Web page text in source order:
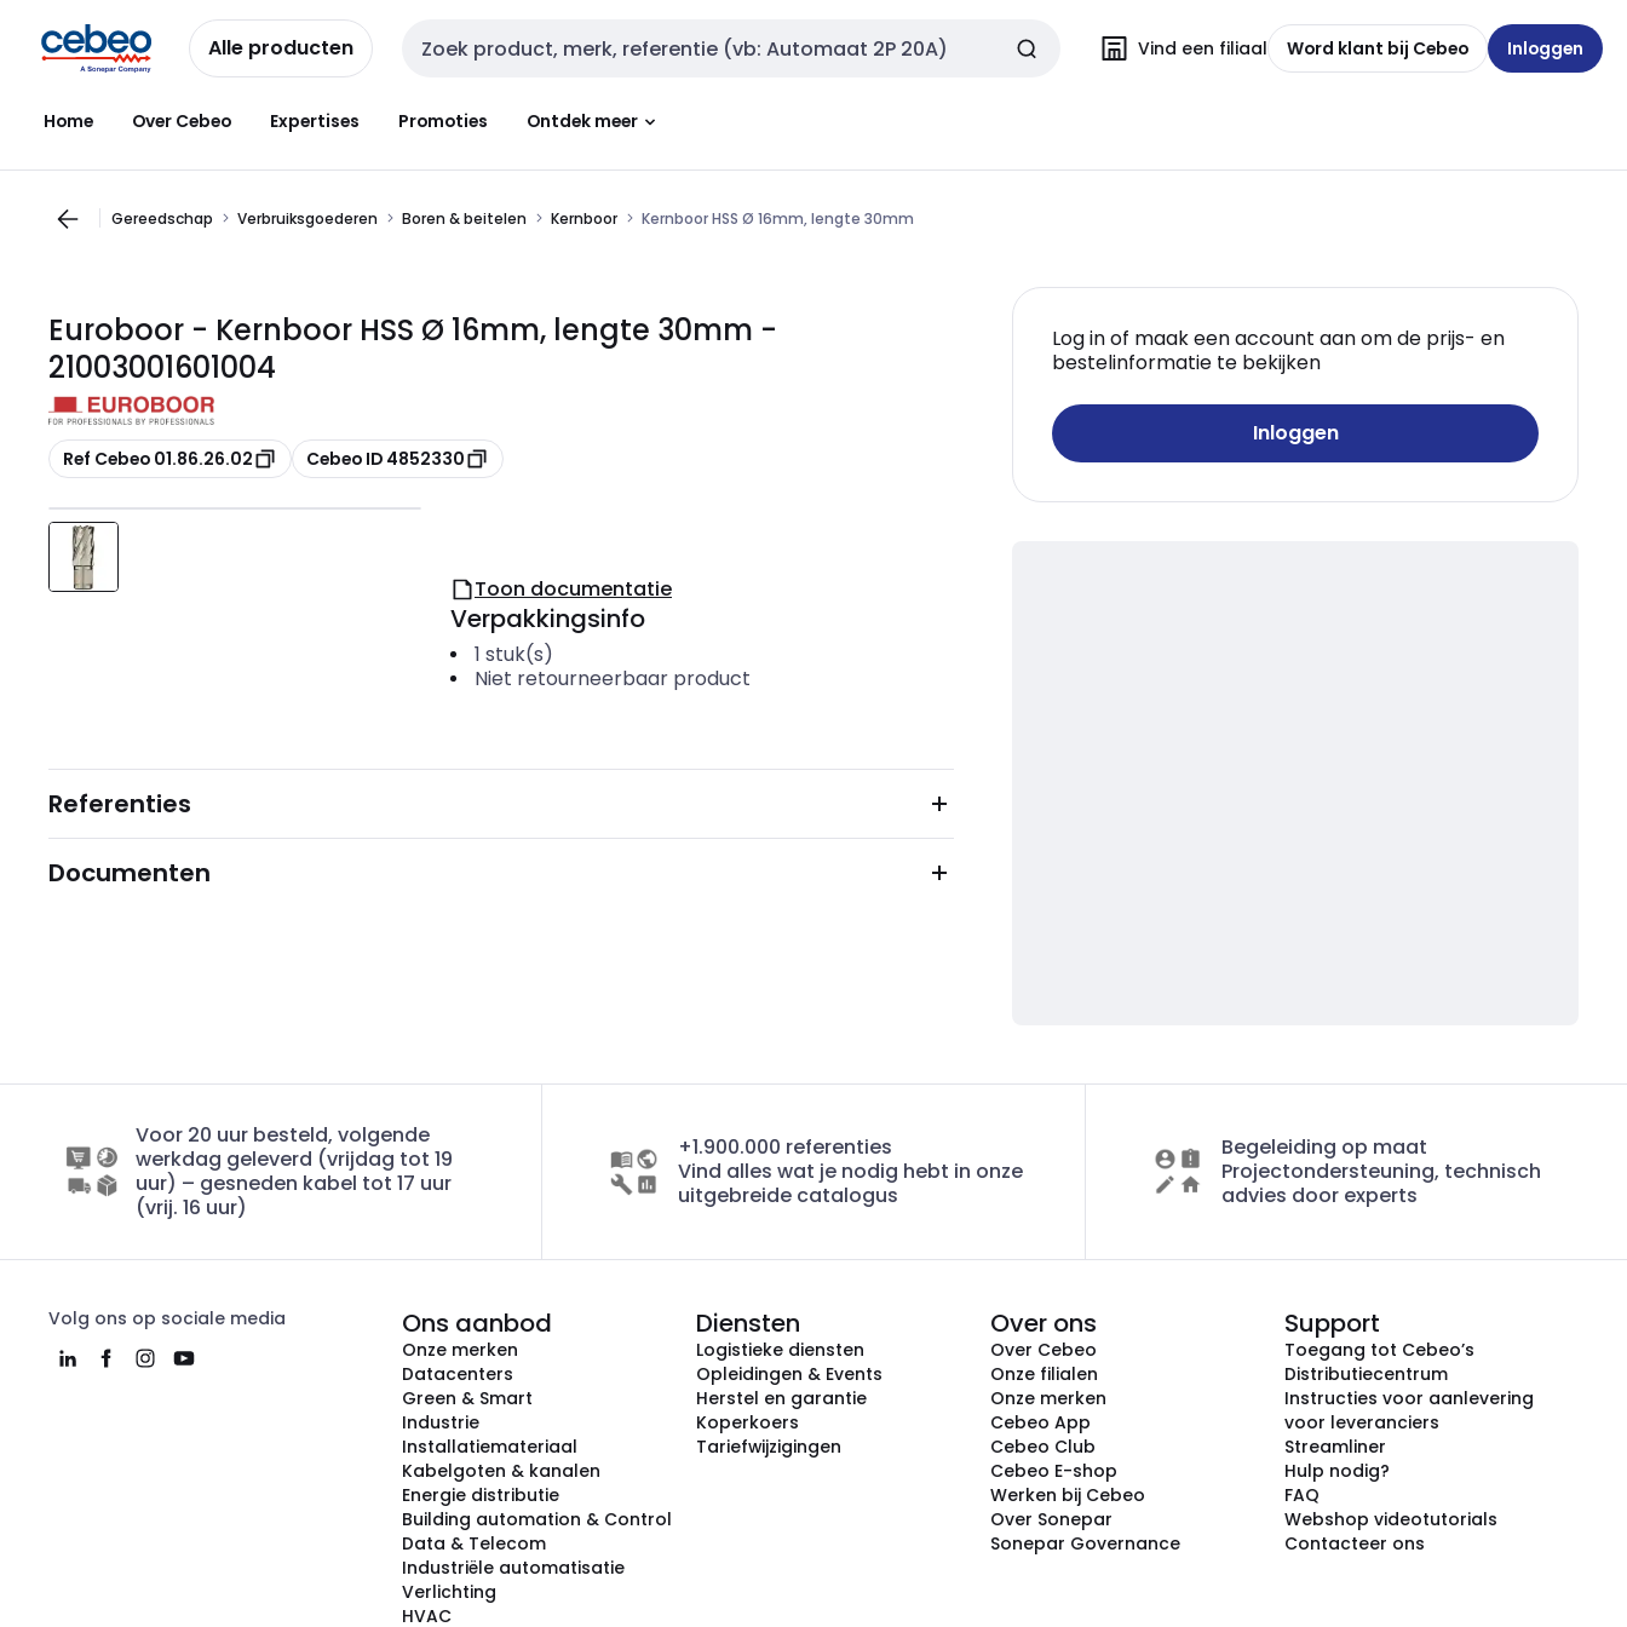
naar
navigatie
naar
inhoud
Alle producten Zoekveld invoer Vind een filiaal Word klant bij Cebeo Inloggen
Home Over Cebeo Expertises Promoties Ontdek meer
Gereedschap Verbruiksgoederen Boren & beitelen Kernboor Kernboor HSS Ø 16mm, lengte 30mm
Euroboor - Kernboor HSS Ø 16mm, lengte 30mm -
21003001601004
Kopiëren
Ref Cebeo 01.86.26.02 Kopiëren
Cebeo ID 4852330
Log in of maak een account aan om de prijs- en
bestelinformatie te bekijken
Inloggen
Toon documentatie
Verpakkingsinfo
1 stuk(s)
Niet retourneerbaar product
Referenties
Documenten
Voor 20 uur besteld, volgende
werkdag geleverd (vrijdag tot 19
uur) – gesneden kabel tot 17 uur
(vrij. 16 uur)
+1.900.000 referenties
Vind alles wat je nodig hebt in onze
uitgebreide catalogus
Begeleiding op maat
Projectondersteuning, technisch
advies door experts
Volg ons op sociale media Ons aanbod
Onze merken
Datacenters
Green & Smart
Industrie
Installatiemateriaal
Kabelgoten & kanalen
Energie distributie
Building automation & Control
Data & Telecom
Industriële automatisatie
Verlichting
HVAC
Diensten
Logistieke diensten
Opleidingen & Events
Herstel en garantie
Koperkoers
Tariefwijzigingen
Over ons
Over Cebeo
Onze filialen
Onze merken
Cebeo App
Cebeo Club
Cebeo E-shop
Werken bij Cebeo
Over Sonepar
Sonepar Governance
Support
Toegang tot Cebeo’s
Distributiecentrum
Instructies voor aanlevering
voor leveranciers
Streamliner
Hulp nodig?
FAQ
Webshop videotutorials
Contacteer ons